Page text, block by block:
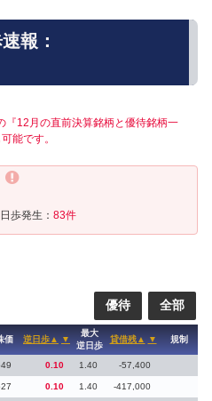
報：
12月の直前決算銘柄と優待銘柄一
能です。
歩発生： 83件
優待 全部
価 逆日歩▲ ▼
最大
逆日歩
貸借残▲ ▼ 規制
0.10 1.40 -57,400
0.10 1.40 -417,000